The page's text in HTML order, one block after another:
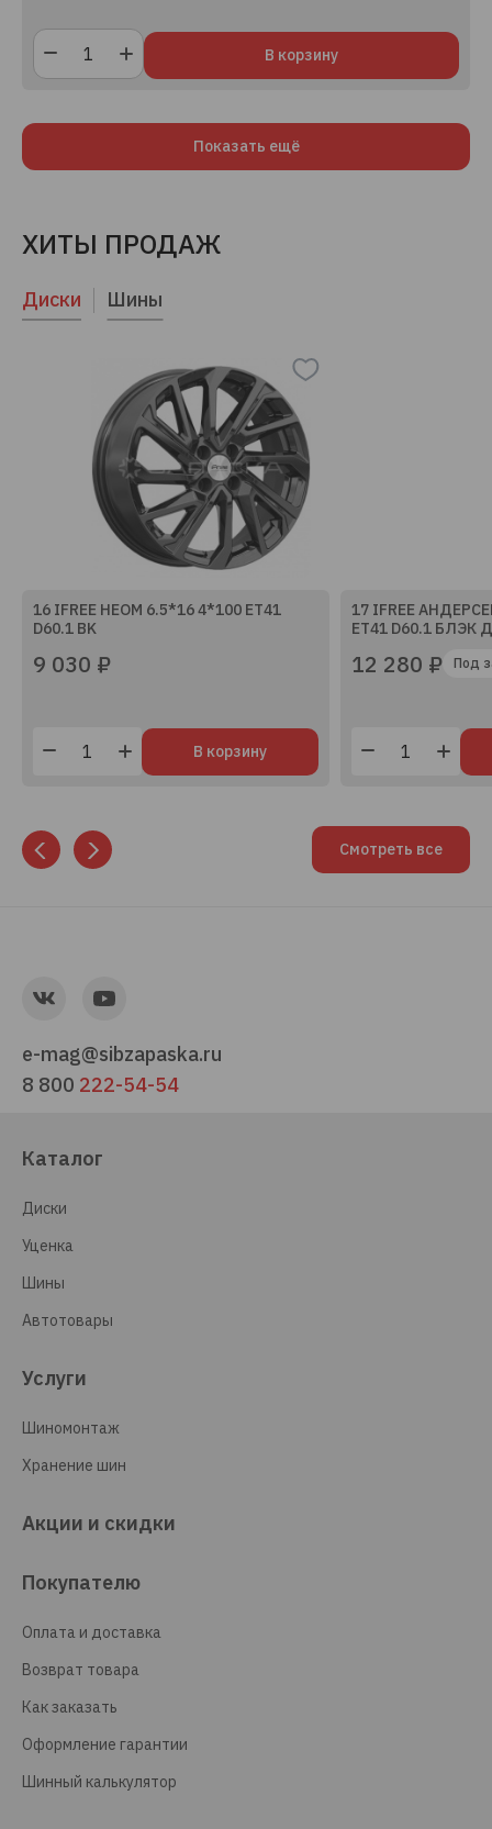
В корзину
Показать ещё
ХИТЫ ПРОДАЖ
Диски Шины
16 IFREE НЕОМ 6.5*16 4*100 ET41
D60.1 BK
9 030 ₽
В корзину
17 IFREE
ET41 D60.1 БЛЭК
12 280 ₽ Под
Смотреть все
e-mag@sibzapaska.ru
8 800 222-54-54
Каталог
Диски
Уценка
Шины
Автотовары
Услуги
Шиномонтаж
Хранение шин
Акции и скидки
Покупателю
Оплата и доставка
Возврат товара
Как заказать
Оформление гарантии
Шинный калькулятор